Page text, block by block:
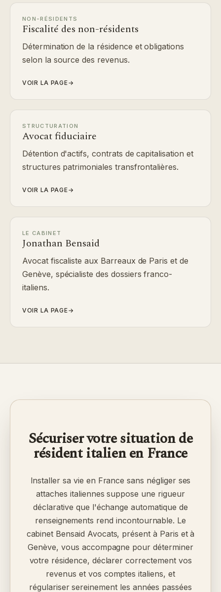
NON-RÉSIDENTS
Fiscalité des non-résidents
Détermination de la résidence et obligations
selon la source des revenus.
VOIR LA PAGE→
STRUCTURATION
Avocat fiduciaire
Détention d'actifs, contrats de capitalisation et
structures patrimoniales transfrontalières.
VOIR LA PAGE→
LE CABINET
Jonathan Bensaid
Avocat fiscaliste aux Barreaux de Paris et de
Genève, spécialiste des dossiers franco-
italiens.
VOIR LA PAGE→
Sécuriser votre situation de
résident italien en France
Installer sa vie en France sans négliger ses
attaches italiennes suppose une rigueur
déclarative que l'échange automatique de
renseignements rend incontournable. Le
cabinet Bensaid Avocats, présent à Paris et à
Genève, vous accompagne pour déterminer
votre résidence, déclarer correctement vos
revenus et vos comptes italiens, et
régulariser sereinement les années passées